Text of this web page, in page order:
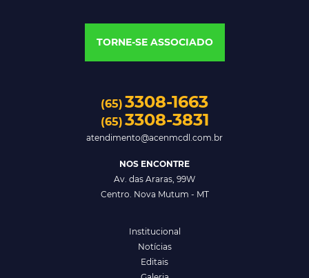
TORNE-SE ASSOCIADO
(65) 3308-1663
(65) 3308-3831
atendimento@acenmcdl.com.br
NOS ENCONTRE
Av. das Araras, 99W
Centro. Nova Mutum - MT
Institucional
Notícias
Editais